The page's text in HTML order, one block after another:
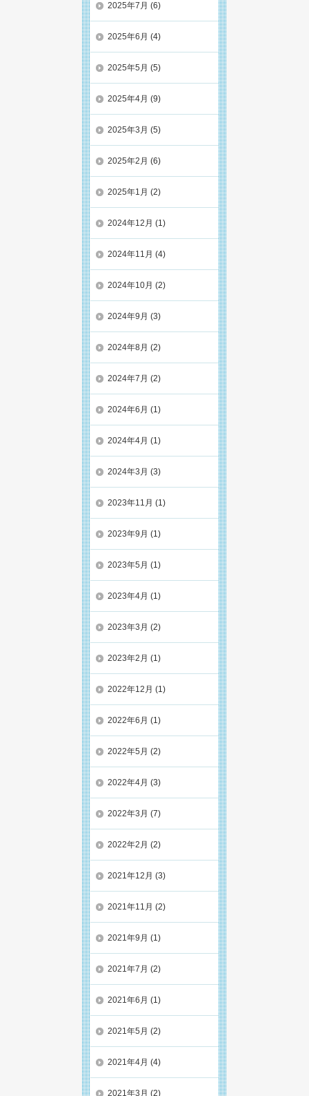
2025年7月 (6)
2025年6月 (4)
2025年5月 (5)
2025年4月 (9)
2025年3月 (5)
2025年2月 (6)
2025年1月 (2)
2024年12月 (1)
2024年11月 (4)
2024年10月 (2)
2024年9月 (3)
2024年8月 (2)
2024年7月 (2)
2024年6月 (1)
2024年4月 (1)
2024年3月 (3)
2023年11月 (1)
2023年9月 (1)
2023年5月 (1)
2023年4月 (1)
2023年3月 (2)
2023年2月 (1)
2022年12月 (1)
2022年6月 (1)
2022年5月 (2)
2022年4月 (3)
2022年3月 (7)
2022年2月 (2)
2021年12月 (3)
2021年11月 (2)
2021年9月 (1)
2021年7月 (2)
2021年6月 (1)
2021年5月 (2)
2021年4月 (4)
2021年3月 (2)